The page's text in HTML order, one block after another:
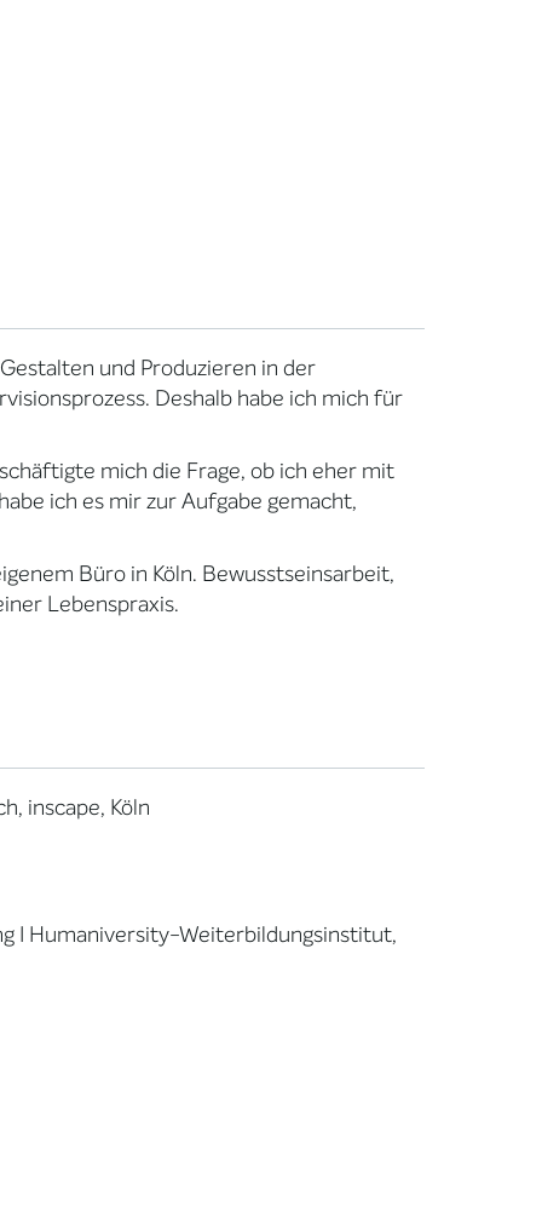
und Produzieren in der
Deshalb habe ich mich für
mich die Frage, ob ich eher mit
ich es mir zur Aufgabe gemacht,
Büro in Köln. Bewusstseinsarbeit,
Lebenspraxis.
inscape, Köln
I Humaniversity-Weiterbildungsinstitut,